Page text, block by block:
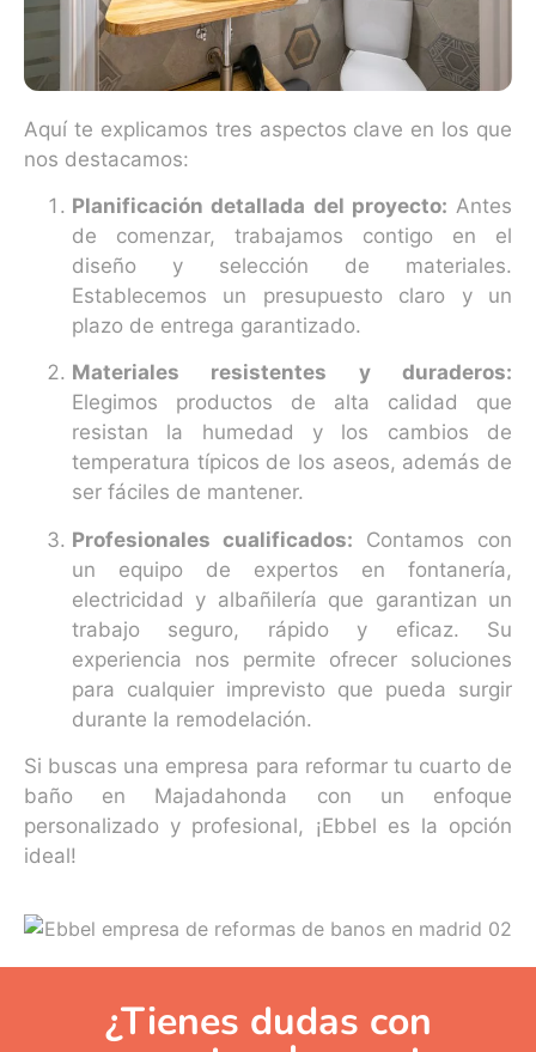
Aquí te explicamos tres aspectos clave en los que
nos destacamos:
Planificación detallada del proyecto: Antes
de comenzar, trabajamos contigo en el
diseño y selección de materiales.
Establecemos un presupuesto claro y un
plazo de entrega garantizado.
Materiales resistentes y duraderos:
Elegimos productos de alta calidad que
resistan la humedad y los cambios de
temperatura típicos de los aseos, además de
ser fáciles de mantener.
Profesionales cualificados: Contamos con
un equipo de expertos en fontanería,
electricidad y albañilería que garantizan un
trabajo seguro, rápido y eficaz. Su
experiencia nos permite ofrecer soluciones
para cualquier imprevisto que pueda surgir
durante la remodelación.
Si buscas una empresa para reformar tu cuarto de
baño en Majadahonda con un enfoque
personalizado y profesional, ¡Ebbel es la opción
ideal!
¿Tienes dudas con